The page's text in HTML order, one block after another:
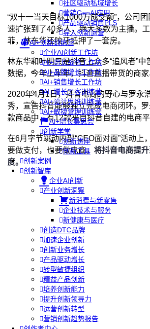
社区驱动私域增长
营销GenAI应用
产品驱动销售PLS
导入创新运营
AI+创新训练营
企业AI创新工作坊
AI+增长战略工作坊
AI+品牌增长工作坊
AI+销售增长工作坊
AI+增长黑客训练营
AI+设计思维训练营
AI+敏捷管理训练营
AI+增长集思会
创新学堂
创新讲座
创新工具
创新案例
创新智库
企业AI创新
产业创新洞察
新消费与新零售
企业技术与服务
新健康与医疗
创造DTC品牌
加速企业创新
创新业务增长
产品驱动增长
转型敏捷组织
精益产品创新
培养创新能力
提升创新领导力
运营创新转型
营销创新趋势报告
“双十一当天目标1000万成交额”，公司
速扩张到了40多人，绝大多数为主播。
菲，林东华还咬牙抵押了一套房。
林东华和叶明只是抖音上众多“追风者”中
数据，今年上半年，抖音直播带货的商家
2020年4月1日，抖音电商的野心与罗永
秀，宣告抖音能够独立完成电商闭环。
款商品中，有12款来自抖音自建的电商平
在6月字节跳动内部“CEO面对面”活动上
要做支付，也要做电商。 将抖音电商提
度。